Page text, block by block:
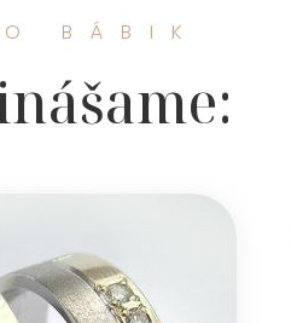
BÁBIK